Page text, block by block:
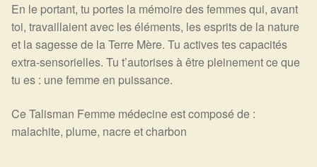
En le portant, tu portes la mémoire des femmes qui, avant
toi, travaillaient avec les éléments, les esprits de la nature
et la sagesse de la Terre Mère. Tu actives tes capacités
extra-sensorielles. Tu t’autorises à être pleinement ce que
tu es : une femme en puissance.
Ce Talisman Femme médecine est composé de :
malachite, plume, nacre et charbon